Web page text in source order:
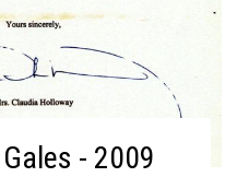
- 2009